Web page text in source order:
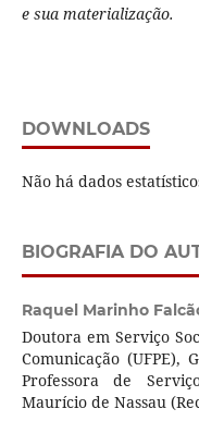
e sua materialização.
DOWNLOADS
Não há dados
BIOGRAFIA DO
Raquel Marinho
Doutora em Serviço
Comunicação (UFPE),
Professora de
Maurício de Nassau